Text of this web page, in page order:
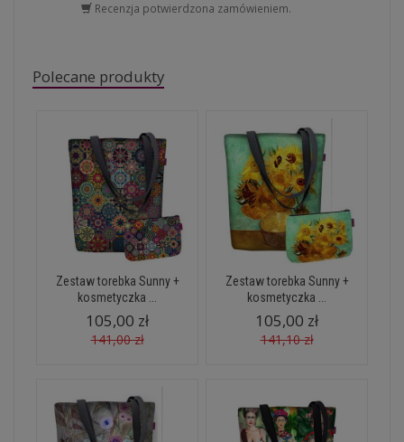
Recenzja potwierdzona zamówieniem.
Polecane produkty
Zestaw torebka Sunny +
kosmetyczka ...
105,00 zł
141,00 zł
Zestaw torebka Sunny +
kosmetyczka ...
105,00 zł
141,10 zł